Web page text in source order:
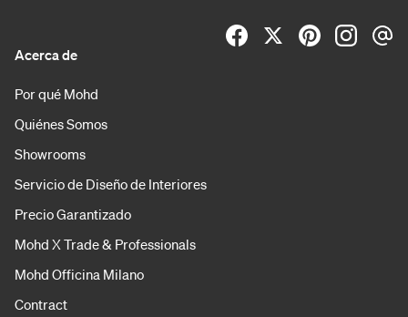
Acerca de
Por qué Mohd
Quiénes Somos
Showrooms
Servicio de Diseño de Interiores
Precio Garantizado
Mohd X Trade & Professionals
Mohd Officina Milano
Contract